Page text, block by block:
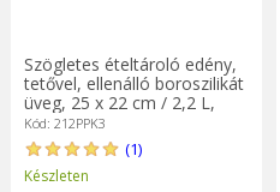
Szögletes ételtároló edény,
tetővel, ellenálló boroszilikát
üveg, 25 x 22 cm / 2,2 L,
"Cook&Store", kék - Pyrex
Kód: 212PPK3
(1)
Készleten